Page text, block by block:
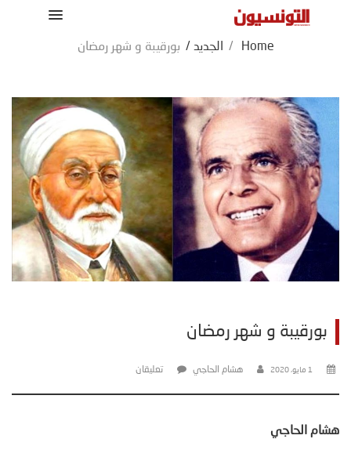
Home
/ الجديد / بورقيبة و شهر رمضان
بورقيبة و شهر رمضان
1 مايو، 2020 هشام الحاجي تعليقان
هشام الحاجي